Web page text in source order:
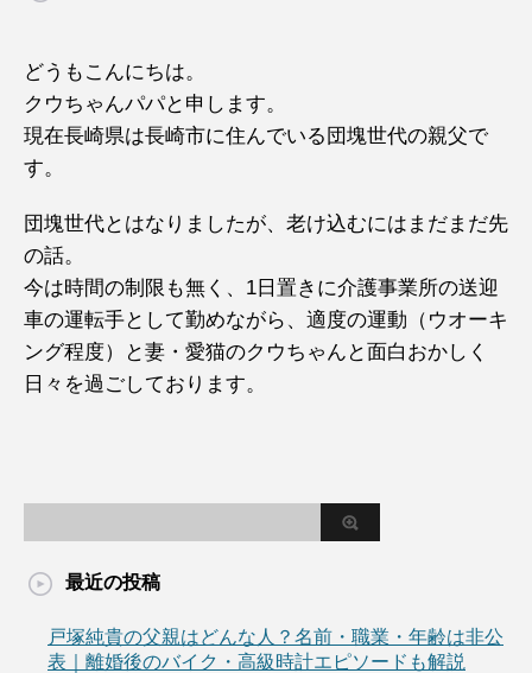
どうもこんにちは。
クウちゃんパパと申します。
現在長崎県は長崎市に住んでいる団塊世代の親父で
す。
団塊世代とはなりましたが、老け込むにはまだまだ先
の話。
今は時間の制限も無く、1日置きに介護事業所の送迎
車の運転手として勤めながら、適度の運動（ウオーキ
ング程度）と妻・愛猫のクウちゃんと面白おかしく
日々を過ごしております。
最近の投稿
戸塚純貴の父親はどんな人？名前・職業・年齢は非公
表｜離婚後のバイク・高級時計エピソードも解説